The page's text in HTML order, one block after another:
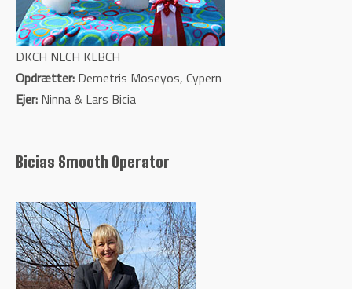
DKCH NLCH KLBCH
Opdrætter: Demetris Moseyos, Cypern
Ejer: Ninna & Lars Bicia
Bicias Smooth Operator